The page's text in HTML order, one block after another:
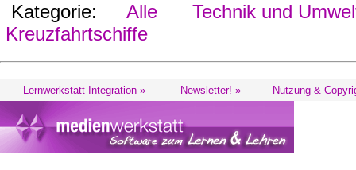
Kategorie: Alle
Technik und
Kreuzfahrtschiffe
Lernwerkstatt Integration » Newsletter! » Nutzung &